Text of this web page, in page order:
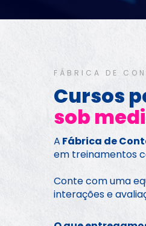
FÁBRICA DE
sob
A Fábrica de
em treinamentos
Conte com uma
interações e